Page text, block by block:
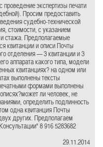
экспертизы печати
Просим предоставить
судебно-технической
стоимости, с указанием
стажа. Предполагаемые
квитанции и описи Почты
отделения — 3 квитанции и 3
аппарата какого типа, модели
квитанциях? на одном или
выполнены тексты
формами выполнены
ли человек, не
определить подлинность
одна квитанция Почты
других. Предполагаем
8 916 5283682
29.11.2014